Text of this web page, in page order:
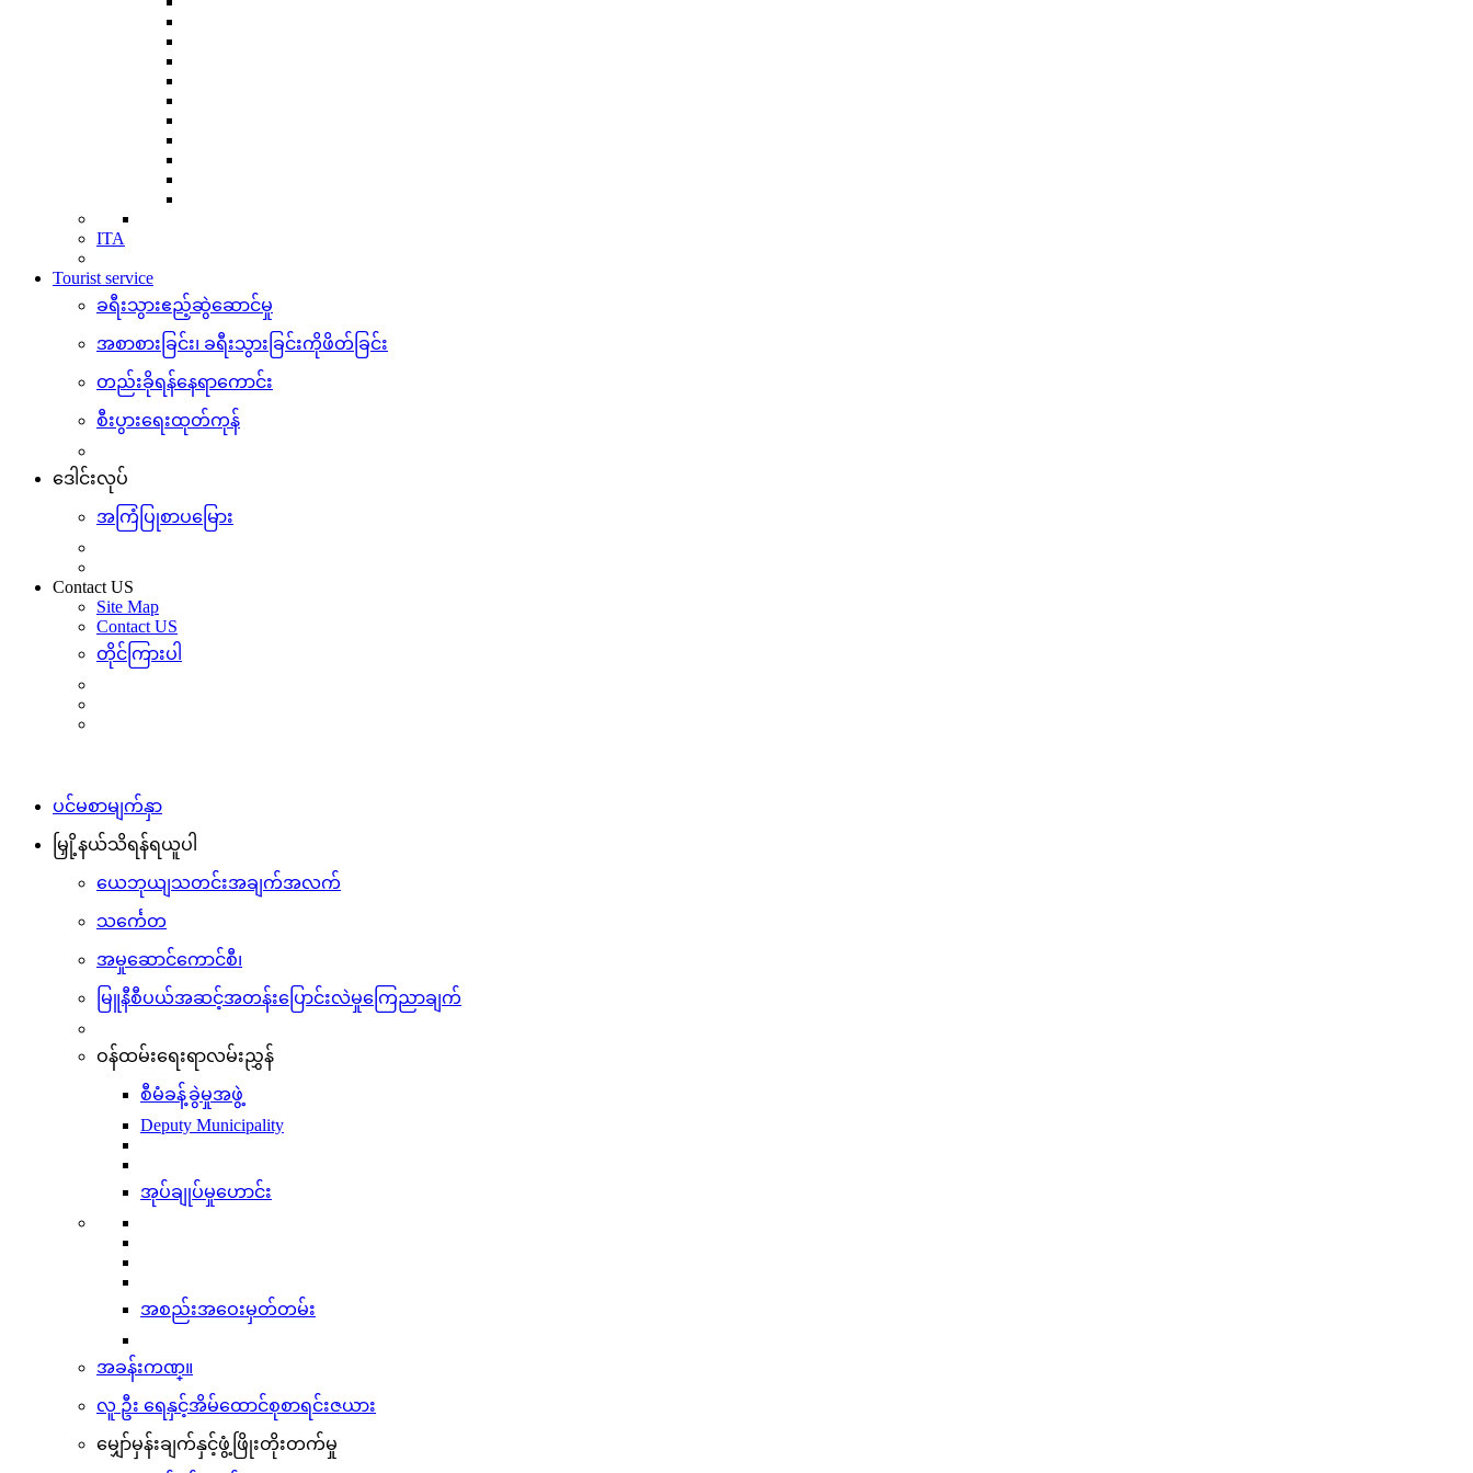
ITA
Tourist service
ခရီးသွားဧည့်ဆွဲဆောင်မှု
အစာစားခြင်း၊ ခရီးသွားခြင်းကိုဖိတ်ခြင်း
တည်းခိုရန်နေရာကောင်း
စီးပွားရေးထုတ်ကုန်
ဒေါင်းလုပ်
အကြံပြုစာပမြေား
Contact US
Site Map
Contact US
တိုင်ကြားပါ
ပင်မစာမျက်နှာ
မြှို့နယ်သိရန်ရယူပါ
ယေဘုယျသတင်းအချက်အလက်
သင်္ကေတ
အမှုဆောင်ကောင်စီ၊
မြူနီစီပယ်အဆင့်အတန်းပြောင်းလဲမှုကြေညာချက်
ဝန်ထမ်းရေးရာလမ်းညွှန်
စီမံခန့်ခွဲမှုအဖွဲ့
Deputy Municipality
အုပ်ချုပ်မှုဟောင်း
အစည်းအဝေးမှတ်တမ်း
အခန်းကဏ္။
လူ ဦး ရေနှင့်အိမ်ထောင်စုစာရင်းဇယား
မျှော်မှန်းချက်နှင့်ဖွံ့ဖြိုးတိုးတက်မှု